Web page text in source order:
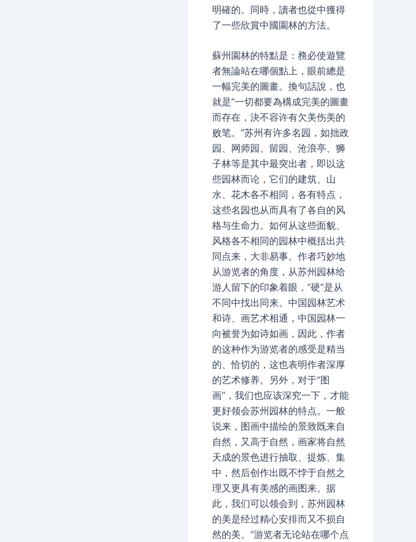
明確的。同時，讀者也從中獲得
了一些欣賞中國園林的方法。
蘇州園林的特點是：務必使遊覽
者無論站在哪個點上，眼前總是
一幅完美的圖畫。換句話說，也
就是“一切都要為構成完美的圖畫
而存在，決不容许有欠美伤美的
败笔。”苏州有许多名园，如拙政
园、网师园、留园、沧浪亭、狮
子林等是其中最突出者，即以这
些园林而论，它们的建筑、山
水、花木各不相同，各有特点，
这些名园也从而具有了各自的风
格与生命力。如何从这些面貌、
风格各不相同的园林中概括出共
同点来，大非易事。作者巧妙地
从游览者的角度，从苏州园林给
游人留下的印象着眼，“硬”是从
不同中找出同来。中国园林艺术
和诗、画艺术相通，中国园林一
向被誉为如诗如画，因此，作者
的这种作为游览者的感受是精当
的、恰切的，这也表明作者深厚
的艺术修养。另外，对于“图
画”，我们也应该深究一下，才能
更好领会苏州园林的特点。一般
说来，图画中描绘的景致既来自
自然，又高于自然，画家将自然
天成的景色进行抽取、提炼、集
中，然后创作出既不悖于自然之
理又更具有美感的画图来。据
此，我们可以领会到，苏州园林
的美是经过精心安排而又不损自
然的美。“游览者无论站在哪个点